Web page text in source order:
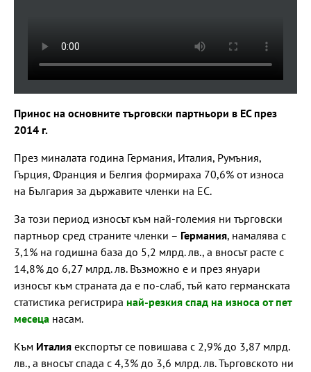
Принос на основните търговски партньори в ЕС през
2014 г.
През миналата година Германия, Италия, Румъния,
Гърция, Франция и Белгия формираха 70,6% от износа
на България за държавите членки на ЕС.
За този период износът към най-големия ни търговски
партньор сред страните членки – Германия, намалява с
3,1% на годишна база до 5,2 млрд. лв., а вносът расте с
14,8% до 6,27 млрд. лв. Възможно е и през януари
износът към страната да е по-слаб, тъй като германската
статистика регистрира най-резкия спад на износа от пет
месеца насам.
Към Италия експортът се повишава с 2,9% до 3,87 млрд.
лв., а вносът спада с 4,3% до 3,6 млрд. лв. Търговското ни